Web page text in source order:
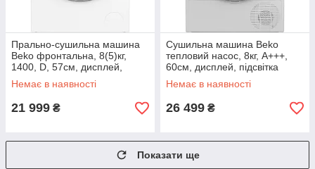
Прально-сушильна машина
Beko фронтальна, 8(5)кг,
1400, D, 57см, дисплей,
білий
Немає в наявності
21 999 ₴
Сушильна машина Beko
тепловий насос, 8кг, A+++,
60см, дисплей, підсвітка
барабану, білий
Немає в наявності
26 499 ₴
Показати ще